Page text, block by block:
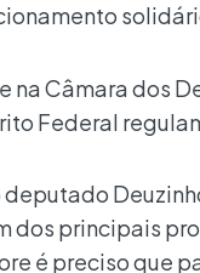
na Câmara dos
Federal
dos principais
é preciso que